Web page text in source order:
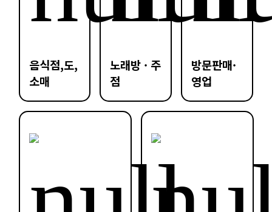
음식점,도,
소매
노래방 · 주
점
방문판매·
영업